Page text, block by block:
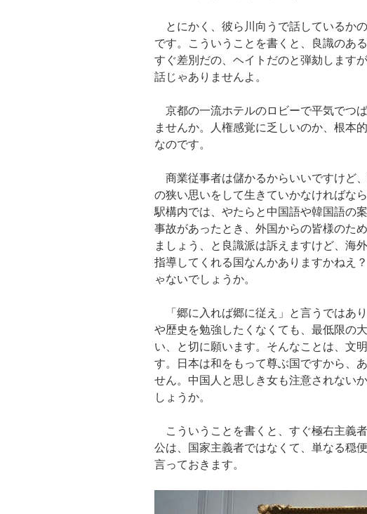
とにかく、彼ら川向うで話しているか
です。こういうことを書くと、良識のあ
すぐ差別だの、ヘイトだのと弾劾します
話じゃありませんよ。
京都の一流ホテルのロビーで平気でつ
ませんか。人権感覚に乏しいのか、根本
なのです。
商業従事者は儲かるからいいですけど
の狭い思いをして生きていかなければな
駅構内では、やたらと中国語や韓国語の
事故があったとき、外国からの皆様のた
ましょう、と良識派は訴えますけど、海
指導してくれる国なんかありますかねえ
ゃないでしょうか。
「郷に入れば郷に従え」と言うではあ
や歴史を勉強したくなくても、最低限の
い、と切に願います。そんなことは、文
す。日本は和をもって尊ぶ国ですから、
せん。中国人と思しき女も注意されない
しょうか。
こういうことを書くと、すぐ極右主義
公は、国家主義者ではなくて、単なる穏
言っておきます。